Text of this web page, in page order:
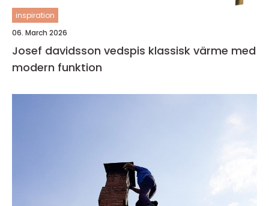
inspiration
06. March 2026
Josef davidsson vedspis klassisk värme med
modern funktion